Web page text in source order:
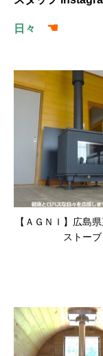
日々 ☚
【ＡＧＮＩ】広島
ストーブ